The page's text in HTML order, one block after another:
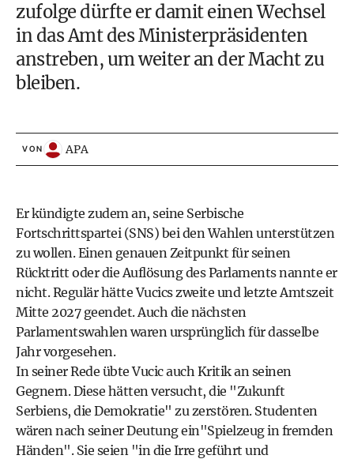
zufolge dürfte er damit einen Wechsel
in das Amt des Ministerpräsidenten
anstreben, um weiter an der Macht zu
bleiben.
VON APA
Er kündigte zudem an, seine Serbische
Fortschrittspartei (SNS) bei den Wahlen unterstützen
zu wollen. Einen genauen Zeitpunkt für seinen
Rücktritt oder die Auflösung des Parlaments nannte er
nicht. Regulär hätte Vucics zweite und letzte Amtszeit
Mitte 2027 geendet. Auch die nächsten
Parlamentswahlen waren ursprünglich für dasselbe
Jahr vorgesehen.
In seiner Rede übte Vucic auch Kritik an seinen
Gegnern. Diese hätten versucht, die "Zukunft
Serbiens, die Demokratie" zu zerstören. Studenten
wären nach seiner Deutung ein"Spielzeug in fremden
Händen". Sie seien "in die Irre geführt und